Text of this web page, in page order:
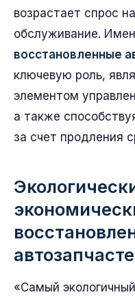
возрастает спрос
обслуживание.
восстановленные
ключевую роль,
элементом
а также
за счет продления
«Самый